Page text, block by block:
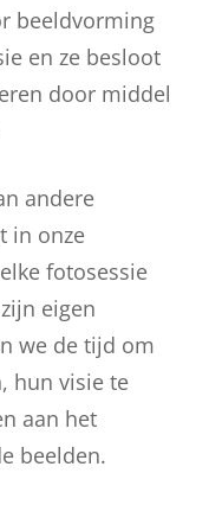
beeldvorming
en ze besloot
door middel
andere
in onze
fotosessie
eigen
we de tijd om
hun visie te
aan het
beelden.